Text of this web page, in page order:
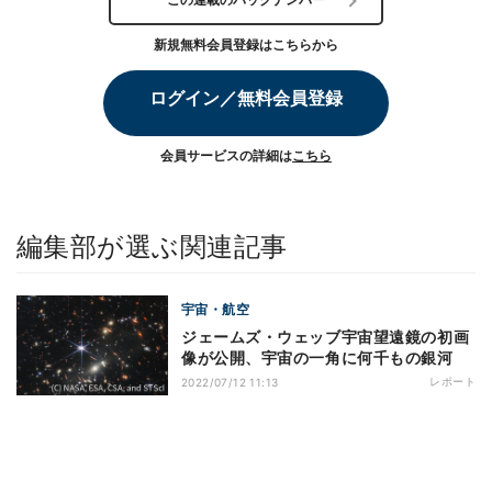
新規無料会員登録はこちらから
ログイン／無料会員登録
会員サービスの詳細はこちら
編集部が選ぶ関連記事
宇宙・航空
ジェームズ・ウェッブ宇宙望遠鏡の初画
像が公開、宇宙の一角に何千もの銀河
2022/07/12 11:13 レポート